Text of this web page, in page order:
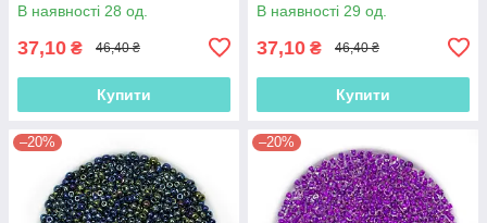
В наявності 28 од.
37,10 ₴ 46,40 ₴
Купити
В наявності 29 од.
37,10 ₴ 46,40 ₴
Купити
–20% –20%